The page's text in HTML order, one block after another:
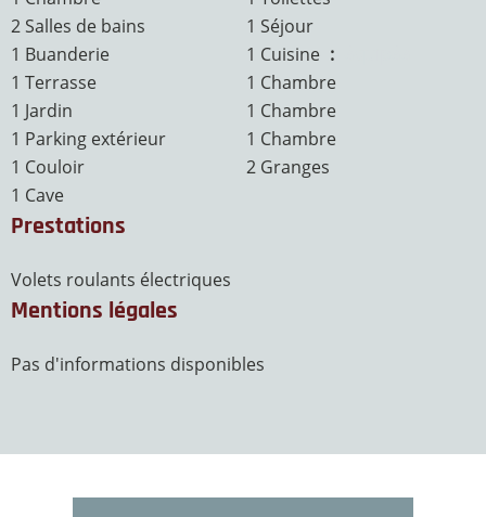
2 Salles de bains
1 Buanderie
1 Terrasse
1 Jardin
1 Parking extérieur
1 Couloir
1 Cave
1 Séjour
1 Cuisine
1 Chambre
1 Chambre
1 Chambre
2 Granges
Prestations
Volets roulants électriques
Mentions légales
Pas d'informations disponibles